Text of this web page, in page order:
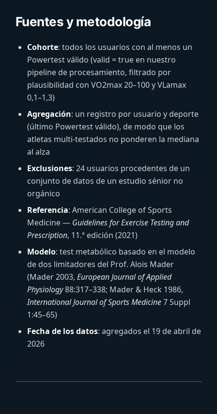
Fuentes y metodología
Cohorte: todos los usuarios con al menos un
Powertest válido (valid = true en nuestro
pipeline de procesamiento, filtrado por
plausibilidad con VO2max 20–100 y VLamax
0,1–1,3)
Agregación: un registro por usuario y deporte
(último Powertest válido), de modo que los
atletas multi-testados no ponderen la mediana
al alza
Exclusiones: 24 usuarios procedentes de un
conjunto de datos de un estudio sénior no
orgánico
Referencia: American College of Sports
Medicine — Guidelines for Exercise Testing and
Prescription, 11.ª edición (2021)
Modelo: test metabólico basado en el modelo
de dos limitadores del Prof. Alois Mader
(Mader 2003, European Journal of Applied
Physiology88:317–338; Mader & Heck 1986,
International Journal of Sports Medicine7 Suppl
1:45–65)
Fecha de los datos: agregados el 19 de abril de
2026